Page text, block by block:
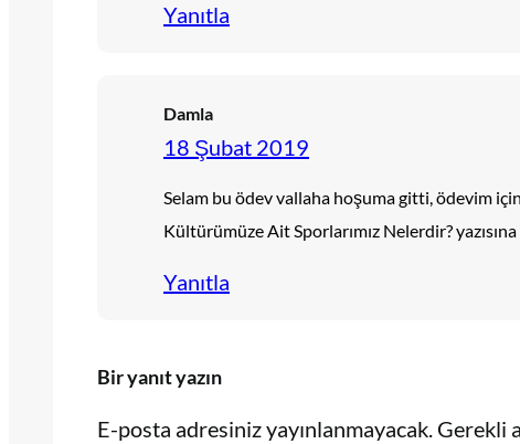
Yanıtla
Damla
18 Şubat 2019
Selam bu ödev vallaha hoşuma gitti, ödevim
Kültürümüze Ait Sporlarımız Nelerdir?
Yanıtla
Bir yanıt yazın
E-posta adresiniz yayınlanmayacak. Gerekli